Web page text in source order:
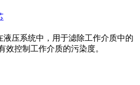
液压系统中，用于滤除工作介质中的
效控制工作介质的污染度。